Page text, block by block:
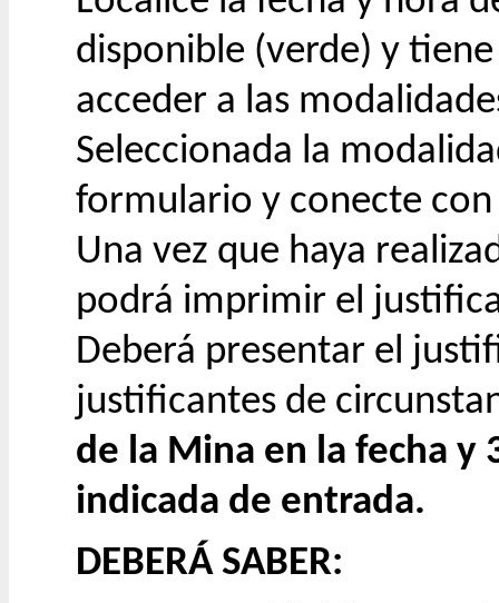
disponible (verde) y
acceder a las
Seleccionada la
formulario y conecte
Una vez que haya
podrá imprimir el
Deberá presentar el
justificantes de
de la Mina en la fecha y
indicada de entrada.
​DEBERÁ SABER: